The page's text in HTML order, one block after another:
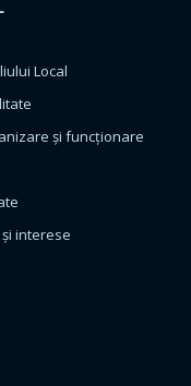
Local
și funcționare
interese